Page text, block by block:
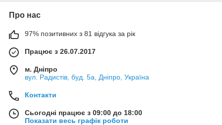
Про нас
97% позитивних з 81 відгука за рік
Працює з 26.07.2017
м. Дніпро
вул. Радистів, буд. 5а, Дніпро, Україна
Контакти
Сьогодні працює з 09:00 до 18:00
Показати весь графік роботи